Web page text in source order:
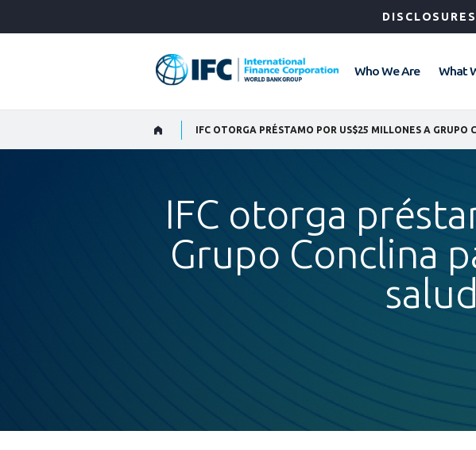
DISCLOSURES
Who We Are What
IFC otorga
Grupo Conclina